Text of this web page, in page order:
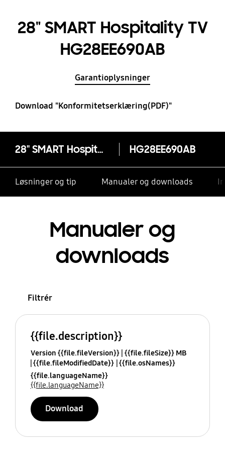
28" SMART Hospitality TV
HG28EE690AB
Garantioplysninger
Download "Konformitetserklæring(PDF)"
28" SMART Hospitality TV HG28EE690AB HG28EE690AB
Løsninger og tip Manualer og downloads
Manualer og
downloads
Filtrér
{{file.description}}
Version {{file.fileVersion}} {{file.fileSize}} MB
{{file.fileModifiedDate}} {{file.osNames}}
{{file.languageName}}
{{file.languageName}}
Download